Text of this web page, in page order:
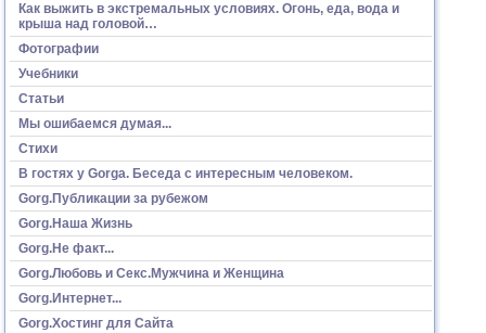
Как выжить в экстремальных условиях. Огонь, еда, вода и
крыша над головой…
Фотографии
Учебники
Статьи
Мы ошибаемся думая...
Стихи
В гостях у Gorga. Беседа с интересным человеком.
Gorg.Публикации за рубежом
Gorg.Наша Жизнь
Gorg.Не факт...
Gorg.Любовь и Секс.Мужчина и Женщина
Gorg.Интернет...
Gorg.Хостинг для Сайта